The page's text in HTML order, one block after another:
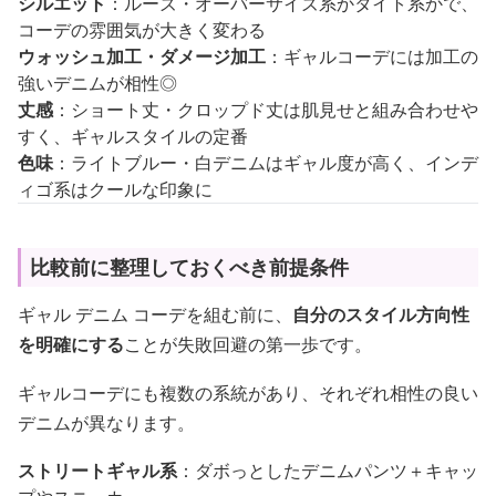
コーデの雰囲気が大きく変わる
ウォッシュ加工・ダメージ加工 ：ギャルコーデには加工の
強いデニムが相性◎
丈感：ショート丈・クロップド丈は肌見せと組み合わせや
すく、ギャルスタイルの定番
色味：ライトブルー・白デニムはギャル度が高く、インデ
ィゴ系はクールな印象に
比較前に整理しておくべき前提条件
ギャル デニム コーデを組む前に、 自分のスタイル方向性
を明確にすることが失敗回避の第一歩です。
ギャルコーデにも複数の系統があり、それぞれ相性の良い
デニムが異なります。
ストリートギャル系：ダボっとしたデニムパンツ＋キャッ